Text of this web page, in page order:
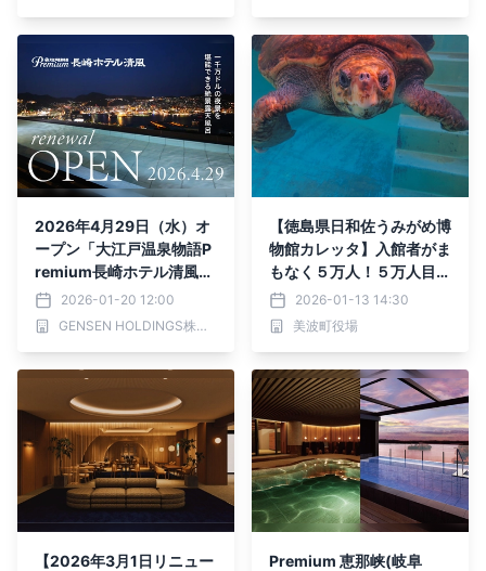
2026年4月29日（水）オ
ープン「大江戸温泉物語P
remium長崎ホテル清風」
～2026年1月20日（火）
予約受付開始～
2026-01-20 12:00
GENSEN HOLDINGS株式会社
【徳島県日和佐うみがめ博
物館カレッタ】入館者がま
もなく５万人！５万人目に
は何かいいことが（※当初
見込みの3万6千人を大き
く超える）
2026-01-13 14:30
美波町役場
【2026年3月1日リニュー
Premium 恵那峡(岐阜